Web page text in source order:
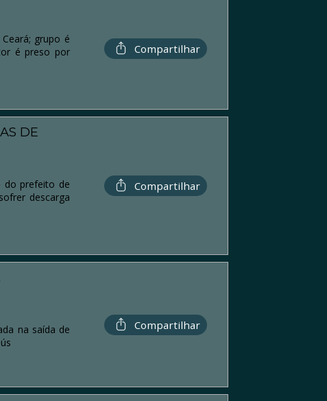
grupo é
é preso por
Compartilhar
DE
do prefeito de
descarga
Compartilhar
na saída de
Compartilhar